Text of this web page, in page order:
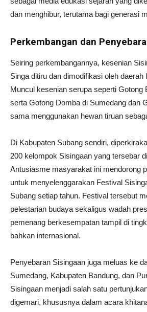
dan menghibur, terutama bagi generasi
Perkembangan dan
Seiring perkembangannya, kesenian
Singa ditiru dan dimodifikasi oleh daerah
Muncul kesenian serupa seperti Gotong
serta Gotong Domba di Sumedang dan
sama menggunakan hewan tiruan
Di Kabupaten Subang sendiri,
200 kelompok Sisingaan yang tersebar
Antusiasme masyarakat ini mendorong
untuk menyelenggarakan Festival
Subang setiap tahun. Festival tersebut
pelestarian budaya sekaligus wadah
pemenang berkesempatan tampil di
bahkan internasional.
Penyebaran Sisingaan juga meluas ke
Sumedang, Kabupaten Bandung, dan
Sisingaan menjadi salah satu
digemari, khususnya dalam acara